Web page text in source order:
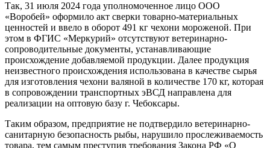
Так, 31 июля 2024 года уполномоченное лицо ООО
«Воробей» оформило акт сверки товарно-материальных
ценностей и ввело в оборот 491 кг чехони мороженой. При
этом в ФГИС «Меркурий» отсутствуют ветеринарно-
сопроводительные документы, устанавливающие
происхождение добавляемой продукции. Далее продукция
неизвестного происхождения использована в качестве сырья
для изготовления чехони валяной в количестве 170 кг, которая
в сопровождении транспортных эВСД направлена для
реализации на оптовую базу г. Чебоксары.
Таким образом, предприятие не подтвердило ветеринарно-
санитарную безопасность рыбы, нарушило прослеживаемость
товара, тем самым преступив требования Закона РФ «О